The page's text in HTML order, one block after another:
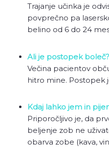
Trajanje učinka je
povprečno pa
belino od 6 do 24
Ali je postopek boleč?
Večina pacientov
hitro mine. Postopek
Kdaj lahko jem in
Priporočljivo je, da
beljenje zob ne
obarva zobe (kava,